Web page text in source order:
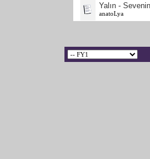
Yalın -
anatoLya